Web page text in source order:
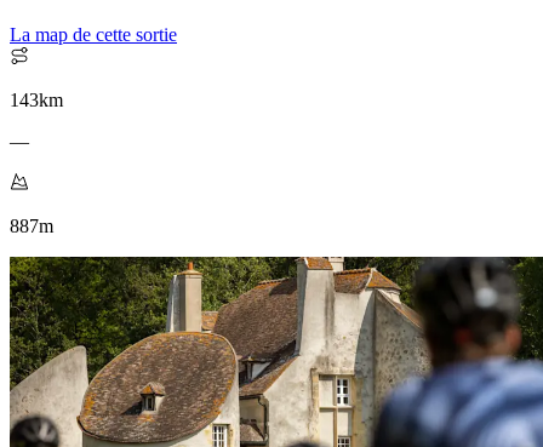
La map de cette sortie
143km
—
887m